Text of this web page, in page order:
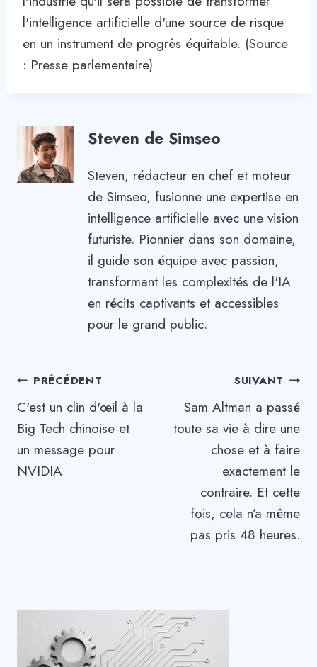
l'intelligence artificielle d'une source de risque
en un instrument de progrès équitable. (Source
: Presse parlementaire)
Steven de Simseo
Steven, rédacteur en chef et moteur
de Simseo, fusionne une expertise en
intelligence artificielle avec une vision
futuriste. Pionnier dans son domaine,
il guide son équipe avec passion,
transformant les complexités de l'IA
en récits captivants et accessibles
pour le grand public.
Navigation
de
l’article
PRÉCÉDENT
C'est un clin d'œil à la
Big Tech chinoise et
un message pour
NVIDIA
SUIVANT
Sam Altman a passé
toute sa vie à dire une
chose et à faire
exactement le
contraire. Et cette
fois, cela n’a même
pas pris 48 heures.